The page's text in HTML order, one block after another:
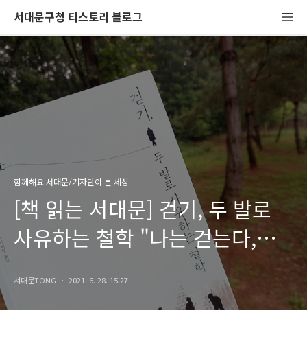
서대문구청 티스토리 블로그
함께해요 서대문/기자단이 본 세상
[책 읽는 서대문] 걷기, 두 발로
사유하는 철학 "나는 걷는다,
서대문TONG 2021. 6. 28. 15:27